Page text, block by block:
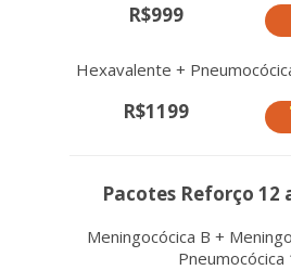
R$999
Hexavalente +
R$1199
Pacotes Reforço 12
Meningocócica B +
Pneumocócica